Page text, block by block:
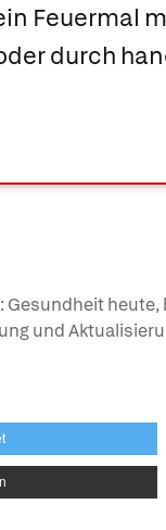
Feuermal
durch
Gesundheit
und